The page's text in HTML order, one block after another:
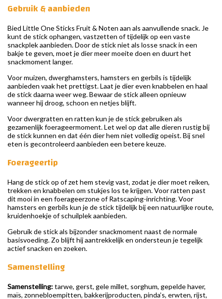
Gebruik & aanbieden
Bied Little One Sticks Fruit & Noten aan als aanvullende snack. Je
kunt de stick ophangen, vastzetten of tijdelijk op een vaste
snackplek aanbieden. Door de stick niet als losse snack in een
bakje te geven, moet je dier meer moeite doen en duurt het
snackmoment langer.
Voor muizen, dwerghamsters, hamsters en gerbils is tijdelijk
aanbieden vaak het prettigst. Laat je dier even knabbelen en haal
de stick daarna weer weg. Bewaar de stick alleen opnieuw
wanneer hij droog, schoon en netjes blijft.
Voor dwergratten en ratten kun je de stick gebruiken als
gezamenlijk foerageermoment. Let wel op dat alle dieren rustig bij
de stick kunnen en dat één dier hem niet volledig opeist. Bij snel
eten is gecontroleerd aanbieden een betere keuze.
Foerageertip
Hang de stick op of zet hem stevig vast, zodat je dier moet reiken,
trekken en knabbelen om stukjes los te krijgen. Voor ratten past
dit mooi in een foerageerzone of Ratscaping-inrichting. Voor
hamsters en gerbils kun je de stick tijdelijk bij een natuurlijke route,
kruidenhoekje of schuilplek aanbieden.
Gebruik de stick als bijzonder snackmoment naast de normale
basisvoeding. Zo blijft hij aantrekkelijk en ondersteun je tegelijk
actief snacken en zoeken.
Samenstelling
Samenstelling:tarwe, gerst, gele millet, sorghum, gepelde haver,
maïs, zonnebloempitten, bakkerijproducten, pinda’s, erwten, rijst,